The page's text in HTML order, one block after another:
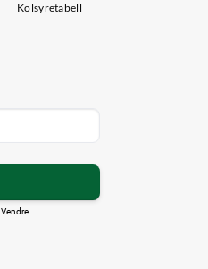
Kolsyretabell
Vendre